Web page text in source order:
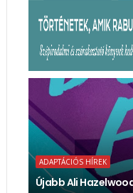
ADAPTÁCIÓS HÍREK
Újabb Ali